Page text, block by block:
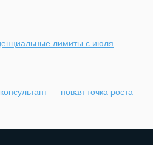
лимиты с июля
— новая точка роста